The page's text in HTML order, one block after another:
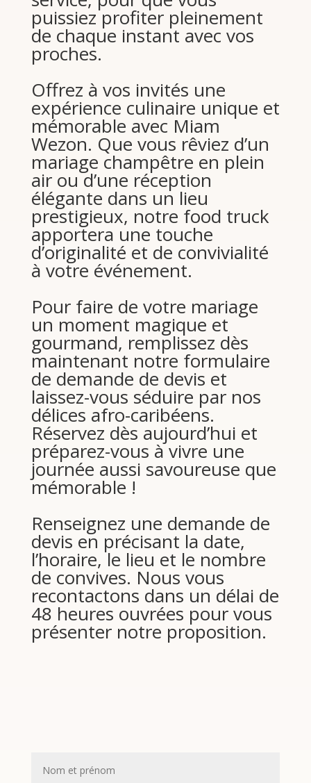
puissiez profiter pleinement
de chaque instant avec vos
proches.
Offrez à vos invités une
expérience culinaire unique et
mémorable avec Miam
Wezon. Que vous rêviez d’un
mariage champêtre en plein
air ou d’une réception
élégante dans un lieu
prestigieux, notre food truck
apportera une touche
d’originalité et de convivialité
à votre événement.
Pour faire de votre mariage
un moment magique et
gourmand, remplissez dès
maintenant notre formulaire
de demande de devis et
laissez-vous séduire par nos
délices afro-caribéens.
Réservez dès aujourd’hui et
préparez-vous à vivre une
journée aussi savoureuse que
mémorable !
Renseignez une demande de
devis en précisant la date,
l’horaire, le lieu et le nombre
de convives. Nous vous
recontactons dans un délai de
48 heures ouvrées pour vous
présenter notre proposition.